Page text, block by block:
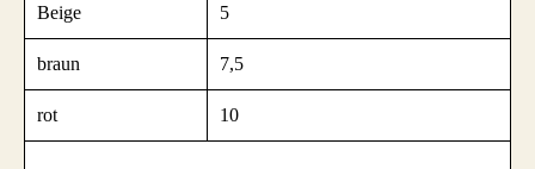
Beige 5
braun 7,5
rot 10